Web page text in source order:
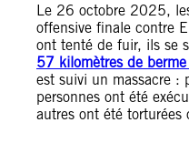
Le 26 octobre 2025,
offensive finale contre
ont tenté de fuir, ils se
57 kilomètres de
est suivi un massacre :
personnes ont été
autres ont été torturées